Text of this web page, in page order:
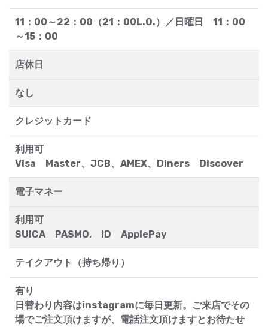
11：00～22：00（21：00L.O.）／日曜日 11：00
～15：00
店休日
なし
クレジットカード
利用可
Visa Master、JCB、AMEX、Diners Discover
電子マネー
利用可
SUICA PASMO, iD ApplePay
テイクアウト（持ち帰り）
有り
日替わり内容はinstagramに毎日更新。ご来店でその
場でご注文頂けますが、電話注文頂けますとお待たせ